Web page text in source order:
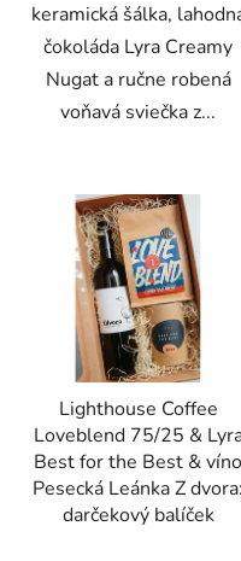
keramická šálka,
čokoláda Lyra Creamy
Nugat a ručne robená
voňavá sviečka z...
Lighthouse Coffee
Loveblend 75/25 &
Best for the Best & víno
Pesecká Leánka Z dvora:
darčekový balíček